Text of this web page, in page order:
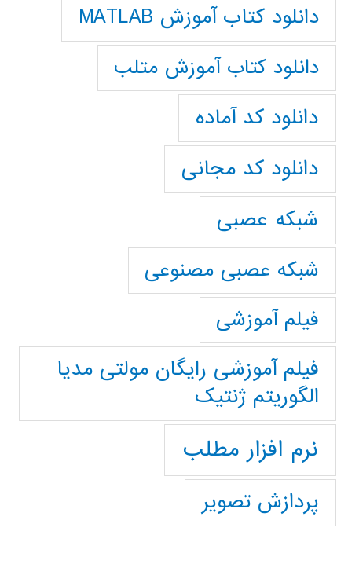
دانلود کتاب آموزش MATLAB
دانلود کتاب آموزش متلب
دانلود کد آماده
دانلود کد مجانی
شبکه عصبی
شبکه عصبی مصنوعی
فیلم آموزشی
فیلم آموزشی رایگان مولتی مدیا
الگوریتم ژنتیک
نرم افزار مطلب
پردازش تصویر